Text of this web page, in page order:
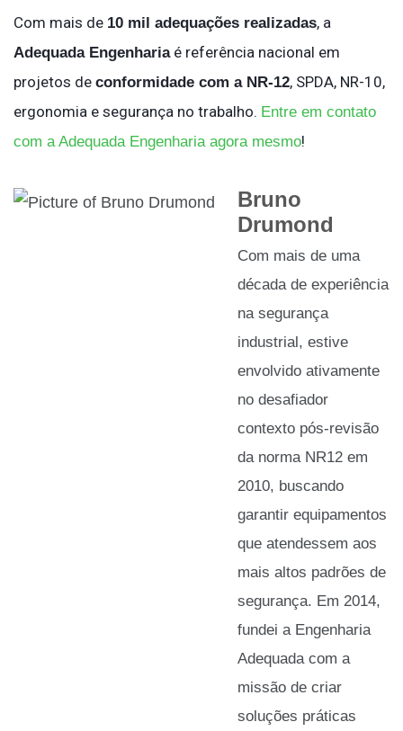
Com mais de 10 mil adequações realizadas, a
Adequada Engenhariaé referência nacional em
projetos de conformidade com a NR-12, SPDA, NR-10,
ergonomia e segurança no trabalho. Entre em contato
com a Adequada Engenharia agora mesmo!
Bruno
Drumond
Com mais de uma
década de experiência
na segurança
industrial, estive
envolvido ativamente
no desafiador
contexto pós-revisão
da norma NR12 em
2010, buscando
garantir equipamentos
que atendessem aos
mais altos padrões de
segurança. Em 2014,
fundei a Engenharia
Adequada com a
missão de criar
soluções práticas